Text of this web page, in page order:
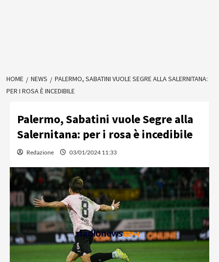
HOME NEWS
PALERMO, SABATINI VUOLE SEGRE ALLA SALERNITANA:
PER I ROSA È INCEDIBILE
Palermo, Sabatini vuole Segre alla
Salernitana: per i rosa è incedibile
Redazione 03/01/2024 11:33